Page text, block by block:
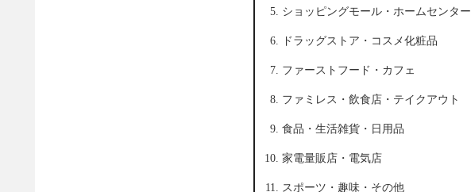
ショッピングモール・ホームセンター
ドラッグストア・コスメ化粧品
ファーストフード・カフェ
ファミレス・飲食店・テイクアウト
食品・生活雑貨・日用品
家電量販店・電気店
スポーツ・趣味・その他